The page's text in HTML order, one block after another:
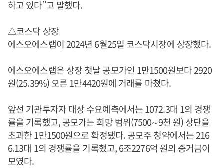
하고 있다”고 말했다.
△코스닥 상장
에스오에스랩이 2024년 6월25일 코스닥시장에 상장했다.
에스오에스랩은 상장 첫날 공모가인 1만1500원보다 2920
원(25.39%) 오른 1만4420원에 거래를 마쳤다.
앞선 기관투자자 대상 수요예측에서는 1072.3대 1의 경쟁
률을 기록했고, 공모가는 희망 범위(7500∼9천 원) 상단을
초과한 1만1500원으로 확정됐다. 공모주 청약에서는 216
6.13대 1의 경쟁률을 기록했고, 6조2276억 원의 증거금이
모였다.